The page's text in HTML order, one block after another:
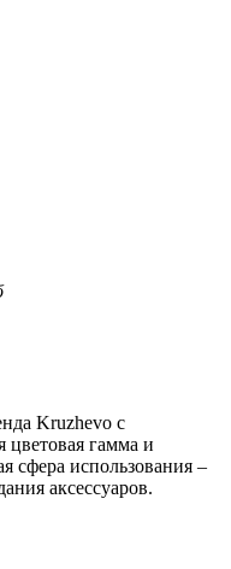
Kruzhevo с
цветовая гамма и
сфера использования –
аксессуаров.